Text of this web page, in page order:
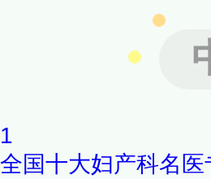
1
全国十大妇产科名医